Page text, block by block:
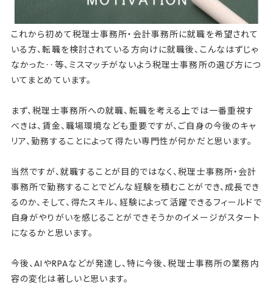
これから初めて税理士事務所・会計事務所に就職を希望されて
いる方、転職を検討されている方向けに就職後、こんなはずじゃ
なかった‥等、ミスマッチがないよう税理士事務所の選び方につ
いてまとめています。
まず、税理士事務所への就職、転職を考える上では一番重視す
べきは、賃金、職場環境なども重要ですが、ご自身の今後のキャ
リア、勤務することによって得たい専門性が何かだと思います。
当然ですが、就職することが目的ではなく、税理士事務所・会計
事務所で勤務することでどんな経験を積むことができ、成長でき
るのか、そして、得たスキル、経験によって活躍できるフィールドで
自身がやりがいを感じることができそうかのイメージがスタート
になるかと思います。
今後、AIやRPAなどが発達し、特に今後、税理士事務所の業務内
容の変化は著しいと思います。